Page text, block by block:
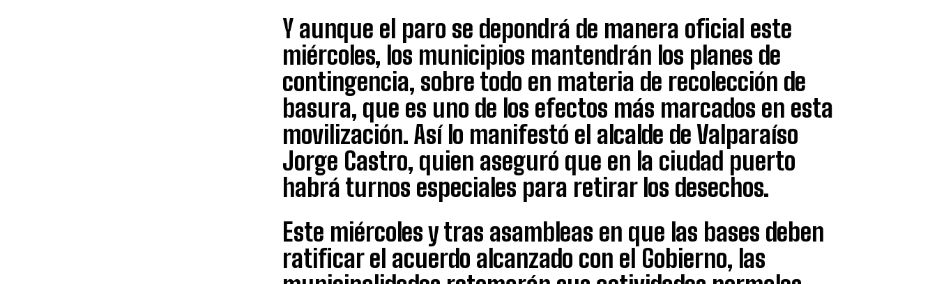
Y aunque el paro se depondrá de manera oficial este
miércoles, los municipios mantendrán los planes de
contingencia, sobre todo en materia de recolección de
basura, que es uno de los efectos más marcados en esta
movilización. Así lo manifestó el alcalde de Valparaíso
Jorge Castro, quien aseguró que en la ciudad puerto
habrá turnos especiales para retirar los desechos.
Este miércoles y tras asambleas en que las bases deben
ratificar el acuerdo alcanzado con el Gobierno, las